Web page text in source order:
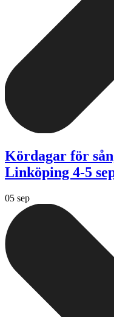
Kördagar för
Linköping 4-5
05 sep